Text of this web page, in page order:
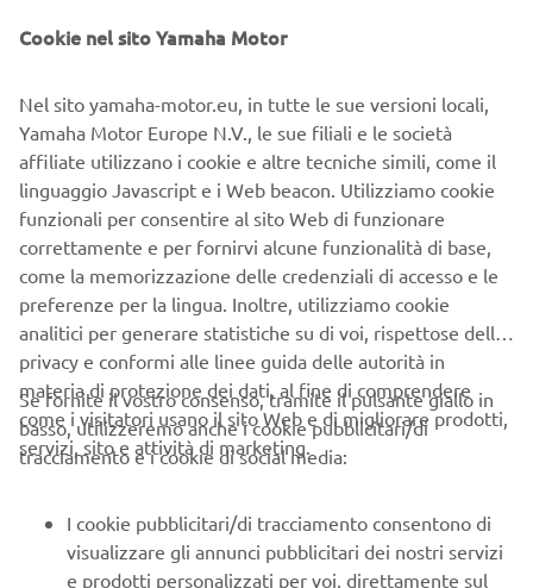
from Oporto, Alexandre Santos and Osvaldo Coutinho,
roCkS!bikes since 2013, incorporating their trademark
monocoque tank, seat and tail unit into each build.
For their latest Yard Built creation Osvaldo and Alex set
out to give the VMAX an entirely new image, enhancing
and exploiting its drag racing capabilities. As with all their
builds, the ‘CS_07 Gasoline’ gets the trademark
monocoque unit, although as the VMAX fuel tank is
located under the seat, the unit features a false fuel tank.
The unit is hand crafted from metal sheet and gives the
The drag racer influence is clear to see with the massive
slick rear Mickey Thomson tyre and handmade stainless
Cookie nel sito Yamaha Motor
Nel sito yamaha-motor.eu, in tutte le sue versioni locali,
Yamaha Motor Europe N.V., le sue filiali e le società
affiliate utilizzano i cookie e altre tecniche simili, come il
linguaggio Javascript e i Web beacon. Utilizziamo cookie
funzionali per consentire al sito Web di funzionare
correttamente e per fornirvi alcune funzionalità di base,
come la memorizzazione delle credenziali di accesso e le
preferenze per la lingua. Inoltre, utilizziamo cookie
analitici per generare statistiche su di voi, rispettose della
privacy e conformi alle linee guida delle autorità in
materia di protezione dei dati, al fine di comprendere
come i visitatori usano il sito Web e di migliorare prodotti,
servizi, sito e attività di marketing.
Se fornite il vostro consenso, tramite il pulsante giallo in
basso, utilizzeremo anche i cookie pubblicitari/di
tracciamento e i cookie di social media:
I cookie pubblicitari/di tracciamento consentono di
visualizzare gli annunci pubblicitari dei nostri servizi
e prodotti personalizzati per voi, direttamente sul